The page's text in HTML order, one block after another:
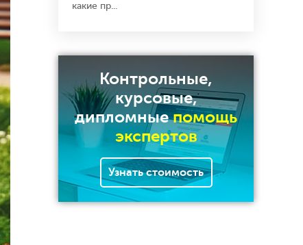
какие пр...
Контрольные,
курсовые,
дипломныепомощь
экспертов
Узнать стоимость